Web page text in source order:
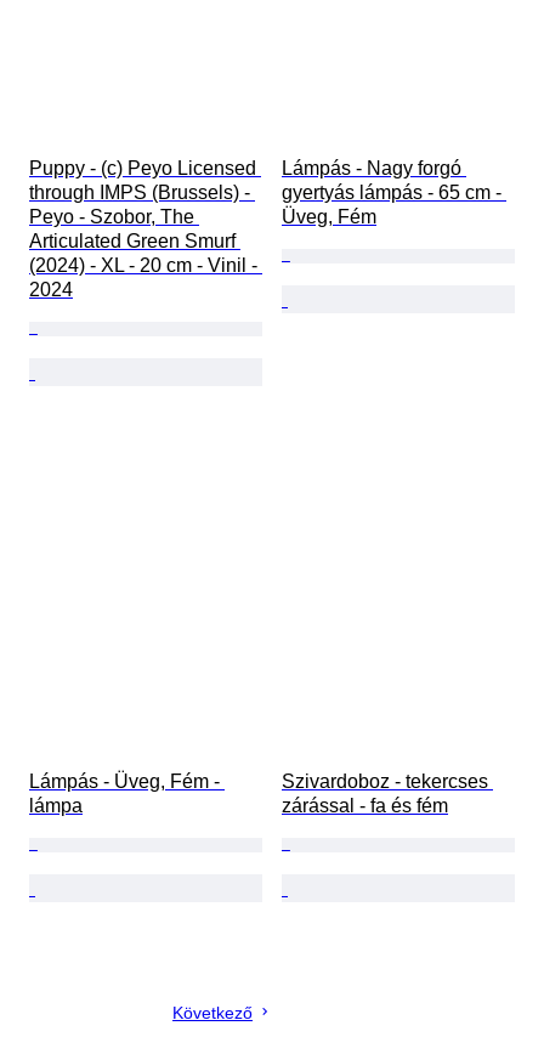
Puppy - (c) Peyo Licensed
through IMPS (Brussels) -
Peyo - Szobor, The
Articulated Green Smurf
(2024) - XL - 20 cm - Vinil -
2024
Lámpás - Nagy forgó
gyertyás lámpás - 65 cm -
Üveg, Fém
Lámpás - Üveg, Fém -
lámpa
Szivardoboz - tekercses
zárással - fa és fém
Következő